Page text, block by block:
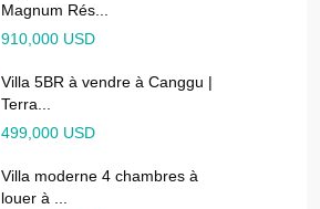
Magnum Rés...
910,000 USD
Villa 5BR à vendre à Canggu |
Terra...
499,000 USD
Villa moderne 4 chambres à
louer à ...